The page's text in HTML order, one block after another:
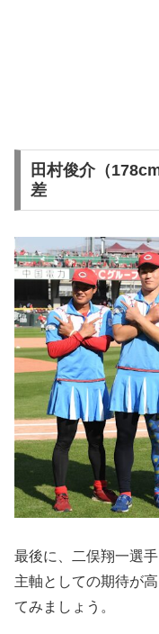
田村俊介（
差
最後に、二俣翔一選
主軸としての期待が
てみましょう。